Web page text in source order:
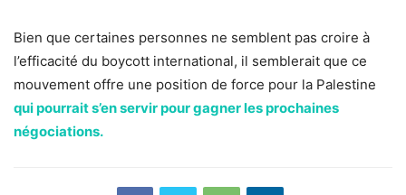
Bien que certaines personnes ne semblent pas croire à
l’efficacité du boycott international, il semblerait que ce
mouvement offre une position de force pour la Palestine
qui pourrait s’en servir pour gagner les prochaines
négociations.